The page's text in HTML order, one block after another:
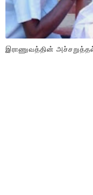
இராணுவத்தின்